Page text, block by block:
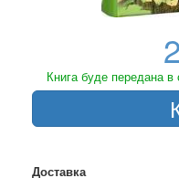
Книга буде передана в
Доставка